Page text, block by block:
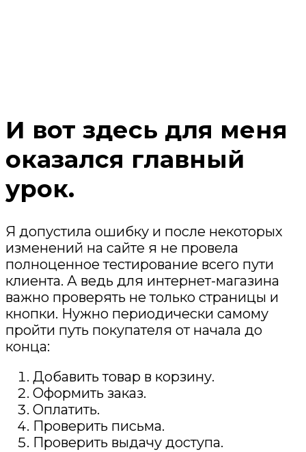
И вот здесь для меня
оказался главный
урок.
Я допустила ошибку и после некоторых
изменений на сайте я не провела
полноценное тестирование всего пути
клиента. А ведь для интернет-магазина
важно проверять не только страницы и
кнопки. Нужно периодически самому
пройти путь покупателя от начала до
конца:
Добавить товар в корзину.
Оформить заказ.
Оплатить.
Проверить письма.
Проверить выдачу доступа.